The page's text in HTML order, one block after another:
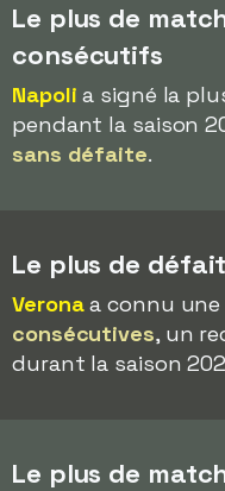
Le plus de
consécutifs
Napoli a signé la
pendant la saison
sans défaite.
Le plus de
Veronaa connu
consécutives, un
durant la saison
Le plus de